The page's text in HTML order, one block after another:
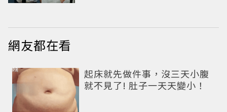
網友都在看
起床就先做件事，沒三天小腹
就不見了! 肚子一天天變小！
PR